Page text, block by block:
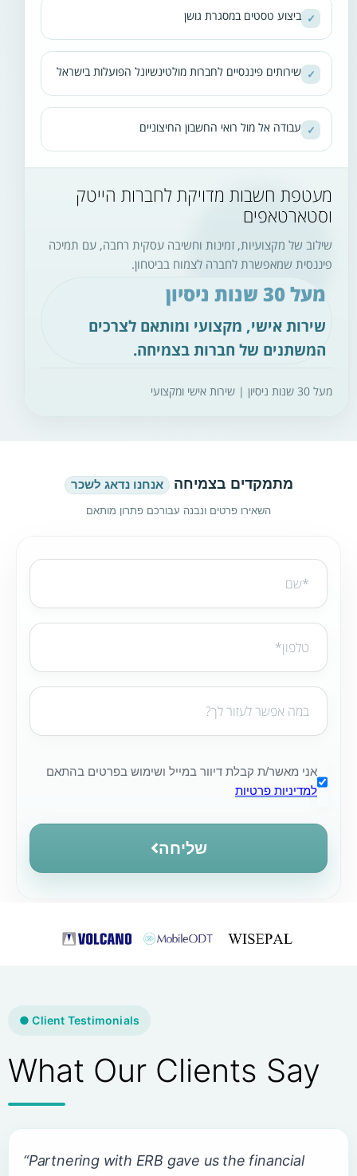
✓ ביצוע טסטים במסגרת גושן
✓ שירותים פיננסיים לחברות מולטינשיונל הפועלות בישראל
✓ עבודה אל מול רואי החשבון החיצוניים
מעטפת חשבות מדויקת לחברות הייטק
וסטארטאפים
שילוב של מקצועיות, זמינות וחשיבה עסקית רחבה, עם תמיכה
פיננסית שמאפשרת לחברה לצמוח בביטחון.
מעל 30 שנות ניסיון
שירות אישי, מקצועי ומותאם לצרכים
המשתנים של חברות בצמיחה.
מעל 30 שנות ניסיון | שירות אישי ומקצועי
מתמקדים בצמיחה אנחנו נדאג לשכר
השאירו פרטים ונבנה עבורכם פתרון מותאם
אני מאשר/ת קבלת דיוור במייל ושימוש בפרטים בהתאם
למדיניות פרטיות
שליחה
● Client Testimonials
What Our Clients Say
“Partnering with ERB gave us the financial